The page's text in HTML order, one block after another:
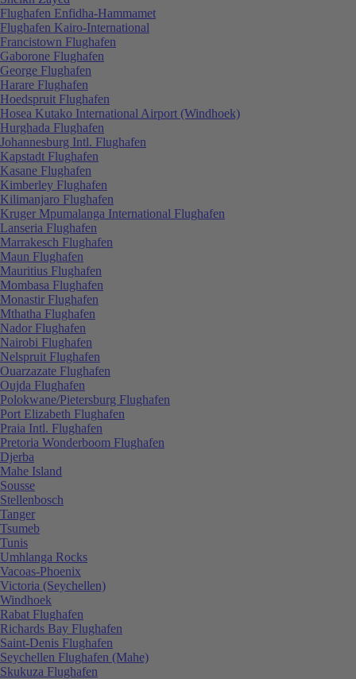
Flughafen Enfidha-Hammamet
Flughafen Kairo-International
Francistown Flughafen
Gaborone Flughafen
George Flughafen
Harare Flughafen
Hoedspruit Flughafen
Hosea Kutako International Airport (Windhoek)
Hurghada Flughafen
Johannesburg Intl. Flughafen
Kapstadt Flughafen
Kasane Flughafen
Kimberley Flughafen
Kilimanjaro Flughafen
Kruger Mpumalanga International Flughafen
Lanseria Flughafen
Marrakesch Flughafen
Maun Flughafen
Mauritius Flughafen
Mombasa Flughafen
Monastir Flughafen
Mthatha Flughafen
Nador Flughafen
Nairobi Flughafen
Nelspruit Flughafen
Ouarzazate Flughafen
Oujda Flughafen
Polokwane/Pietersburg Flughafen
Port Elizabeth Flughafen
Praia Intl. Flughafen
Pretoria Wonderboom Flughafen
Djerba
Mahe Island
Sousse
Stellenbosch
Tanger
Tsumeb
Tunis
Umhlanga Rocks
Vacoas-Phoenix
Victoria (Seychellen)
Windhoek
Rabat Flughafen
Richards Bay Flughafen
Saint-Denis Flughafen
Seychellen Flughafen (Mahe)
Skukuza Flughafen